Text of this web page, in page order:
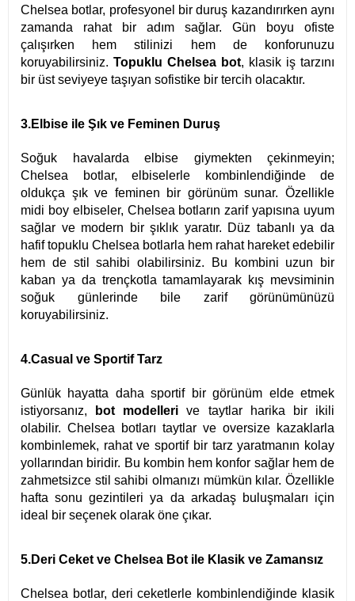
Chelsea botlar, profesyonel bir duruş kazandırırken aynı
zamanda rahat bir adım sağlar. Gün boyu ofiste
çalışırken hem stilinizi hem de konforunuzu
koruyabilirsiniz. Topuklu Chelsea bot, klasik iş tarzını
bir üst seviyeye taşıyan sofistike bir tercih olacaktır.
3.Elbise ile Şık ve Feminen Duruş
Soğuk havalarda elbise giymekten çekinmeyin;
Chelsea botlar, elbiselerle kombinlendiğinde de
oldukça şık ve feminen bir görünüm sunar. Özellikle
midi boy elbiseler, Chelsea botların zarif yapısına uyum
sağlar ve modern bir şıklık yaratır. Düz tabanlı ya da
hafif topuklu Chelsea botlarla hem rahat hareket edebilir
hem de stil sahibi olabilirsiniz. Bu kombini uzun bir
kaban ya da trençkotla tamamlayarak kış mevsiminin
soğuk günlerinde bile zarif görünümünüzü
koruyabilirsiniz.
4.Casual ve Sportif Tarz
Günlük hayatta daha sportif bir görünüm elde etmek
istiyorsanız,
bot modelleri ve taytlar harika bir ikili
olabilir. Chelsea botları taytlar ve oversize kazaklarla
kombinlemek, rahat ve sportif bir tarz yaratmanın kolay
yollarından biridir. Bu kombin hem konfor sağlar hem de
zahmetsizce stil sahibi olmanızı mümkün kılar. Özellikle
hafta sonu gezintileri ya da arkadaş buluşmaları için
ideal bir seçenek olarak öne çıkar.
5.Deri Ceket ve Chelsea Bot ile Klasik ve Zamansız
Chelsea botlar, deri ceketlerle kombinlendiğinde klasik